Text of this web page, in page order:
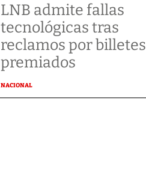
LNB admite fallas
tecnológicas tras
reclamos por billetes
premiados
NACIONAL